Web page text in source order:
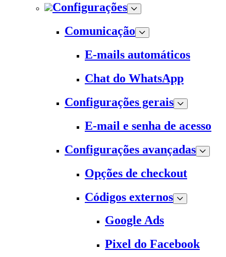
Configurações
Comunicação
E-mails automáticos
Chat do WhatsApp
Configurações gerais
E-mail e senha de acesso
Configurações avançadas
Opções de checkout
Códigos externos
Google Ads
Pixel do Facebook